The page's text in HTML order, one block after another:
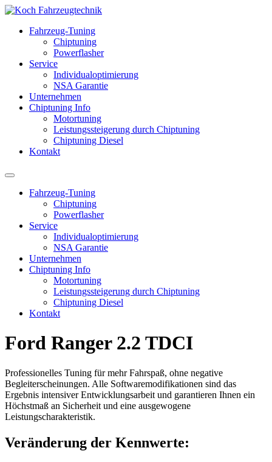
Fahrzeug-Tuning
Chiptuning
Powerflasher
Service
Individualoptimierung
NSA Garantie
Unternehmen
Chiptuning Info
Motortuning
Leistungssteigerung durch Chiptuning
Chiptuning Diesel
Kontakt
Fahrzeug-Tuning
Chiptuning
Powerflasher
Service
Individualoptimierung
NSA Garantie
Unternehmen
Chiptuning Info
Motortuning
Leistungssteigerung durch Chiptuning
Chiptuning Diesel
Kontakt
Ford Ranger 2.2 TDCI
Professionelles Tuning für mehr Fahrspaß, ohne negative
Begleiterscheinungen. Alle Softwaremodifikationen sind das
Ergebnis intensiver Entwicklungsarbeit und garantieren Ihnen ein
Höchstmaß an Sicherheit und eine ausgewogene
Leistungscharakteristik.
Veränderung der Kennwerte: